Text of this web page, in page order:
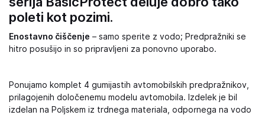
poleti kot pozimi.
Enostavno čiščenje – samo sperite z vodo; Predpražniki se
hitro posušijo in so pripravljeni za ponovno uporabo.
Ponujamo komplet 4 gumijastih avtomobilskih predpražnikov,
prilagojenih določenemu modelu avtomobila. Izdelek je bil
izdelan na Poljskem iz trdnega materiala, odpornega na vodo